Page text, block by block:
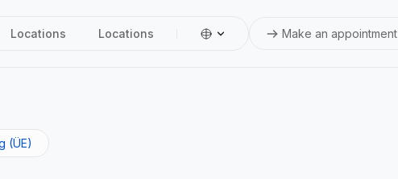
Locations Locations Make an appointment
(ÜE)